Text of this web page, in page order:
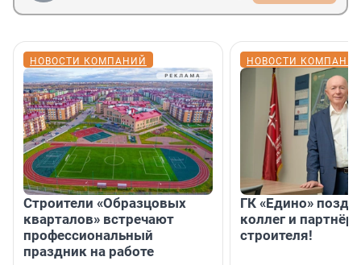
НОВОСТИ КОМПАНИЙ
Строители «Образцовых
кварталов» встречают
профессиональный
праздник на работе
НОВОСТИ
ГК «Едино»
коллег и
строителя!